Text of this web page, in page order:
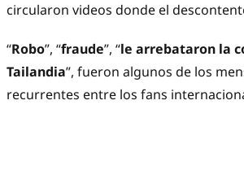
circularon videos donde el
“Robo”, “fraude”, “le arrebataron la
Tailandia”, fueron algunos de los
recurrentes entre los fans